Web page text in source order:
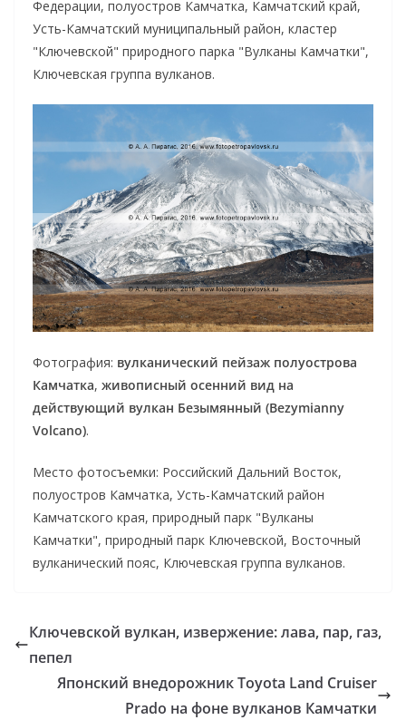
Федерации, полуостров Камчатка, Камчатский край,
Усть-Камчатский муниципальный район, кластер
"Ключевской" природного парка "Вулканы Камчатки",
Ключевская группа вулканов.
Фотография: вулканический пейзаж полуострова
Камчатка, живописный осенний вид на
действующий вулкан Безымянный (Bezymianny
Volcano).
Место фотосъемки: Российский Дальний Восток,
полуостров Камчатка, Усть-Камчатский район
Камчатского края, природный парк "Вулканы
Камчатки", природный парк Ключевской, Восточный
вулканический пояс, Ключевская группа вулканов.
Ключевской вулкан, извержение: лава, пар, газ,
пепел
Японский внедорожник Toyota Land Cruiser
Prado на фоне вулканов Камчатки